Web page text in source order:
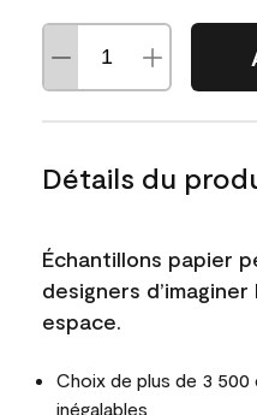
Détails du
Échantillons papier
designers
espace.
Choix de plus de 3
inégalables